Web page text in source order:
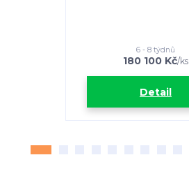
180 100 Kč/ks
6 - 8 týdnů
Detail